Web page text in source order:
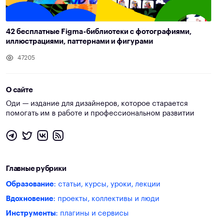
42 бесплатные Figma-библиотеки с фотографиями,
иллюстрациями, паттернами и фигурами
47205
О сайте
Оди — издание для дизайнеров, которое старается
помогать им в работе и профессиональном развитии
Главные рубрики
Образование: статьи, курсы, уроки, лекции
Вдохновение: проекты, коллективы и люди
Инструменты: плагины и сервисы